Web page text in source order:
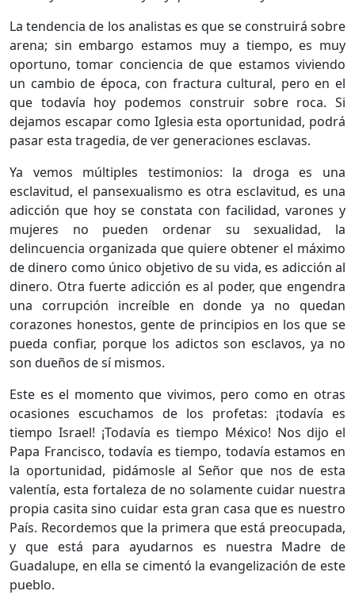
La tendencia de los analistas es que se construirá sobre
arena; sin embargo estamos muy a tiempo, es muy
oportuno, tomar conciencia de que estamos viviendo
un cambio de época, con fractura cultural, pero en el
que todavía hoy podemos construir sobre roca. Si
dejamos escapar como Iglesia esta oportunidad, podrá
pasar esta tragedia, de ver generaciones esclavas.
Ya vemos múltiples testimonios: la droga es una
esclavitud, el pansexualismo es otra esclavitud, es una
adicción que hoy se constata con facilidad, varones y
mujeres no pueden ordenar su sexualidad, la
delincuencia organizada que quiere obtener el máximo
de dinero como único objetivo de su vida, es adicción al
dinero. Otra fuerte adicción es al poder, que engendra
una corrupción increíble en donde ya no quedan
corazones honestos, gente de principios en los que se
pueda confiar, porque los adictos son esclavos, ya no
son dueños de sí mismos.
Este es el momento que vivimos, pero como en otras
ocasiones escuchamos de los profetas: ¡todavía es
tiempo Israel! ¡Todavía es tiempo México! Nos dijo el
Papa Francisco, todavía es tiempo, todavía estamos en
la oportunidad, pidámosle al Señor que nos de esta
valentía, esta fortaleza de no solamente cuidar nuestra
propia casita sino cuidar esta gran casa que es nuestro
País. Recordemos que la primera que está preocupada,
y que está para ayudarnos es nuestra Madre de
Guadalupe, en ella se cimentó la evangelización de este
pueblo.